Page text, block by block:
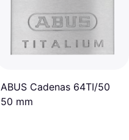
ABUS Cadenas 64TI/50
50 mm